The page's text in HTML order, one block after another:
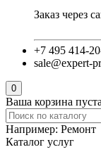
Заказ через
+7 495 414-
sale@expert-
0
Ваша корзина
Например: Ремонт
Каталог услуг